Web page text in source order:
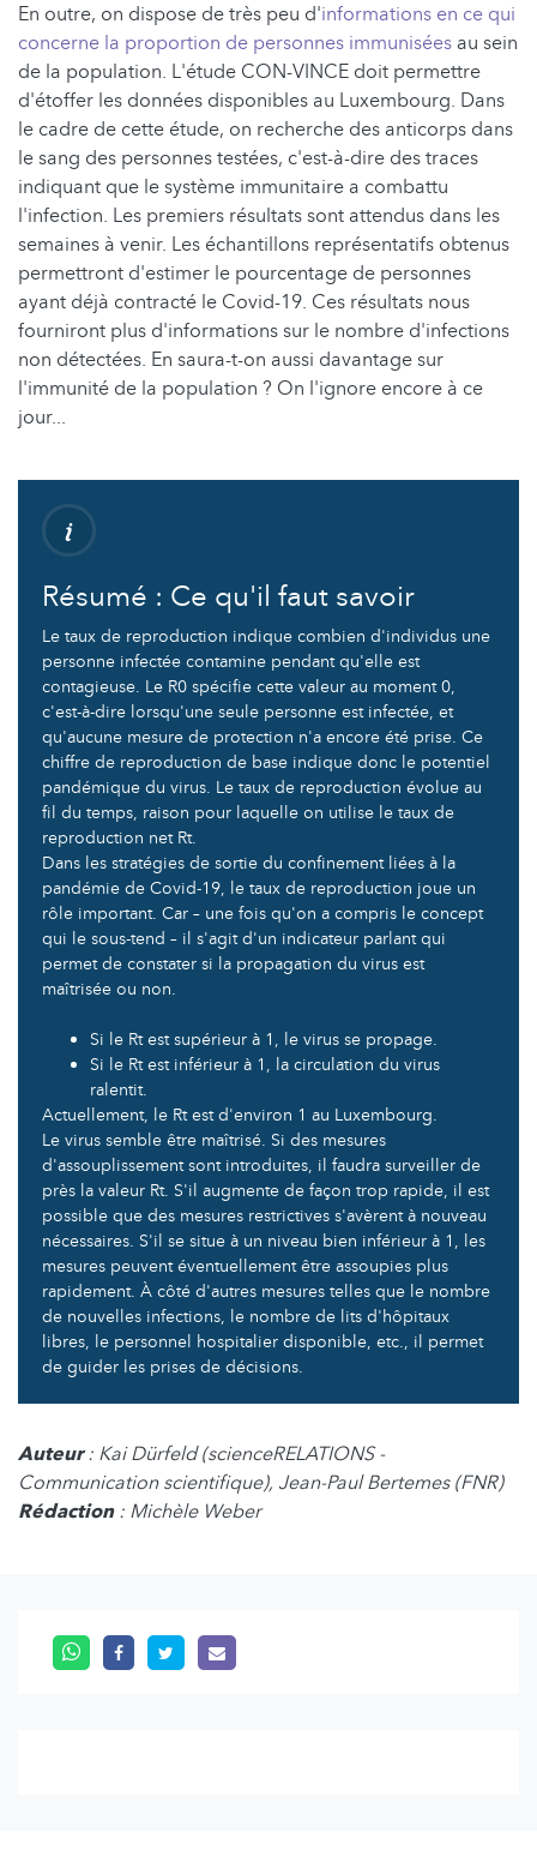
En outre, on dispose de très peu d'informations en ce qui
concerne la proportion de personnes immunisées au sein
de la population. L'étude CON-VINCE doit permettre
d'étoffer les données disponibles au Luxembourg. Dans
le cadre de cette étude, on recherche des anticorps dans
le sang des personnes testées, c'est-à-dire des traces
indiquant que le système immunitaire a combattu
l'infection. Les premiers résultats sont attendus dans les
semaines à venir. Les échantillons représentatifs obtenus
permettront d'estimer le pourcentage de personnes
ayant déjà contracté le Covid-19. Ces résultats nous
fourniront plus d'informations sur le nombre d'infections
non détectées. En saura-t-on aussi davantage sur
l'immunité de la population ? On l'ignore encore à ce
jour...
Résumé : Ce qu'il faut savoir
Le taux de reproduction indique combien d'individus une
personne infectée contamine pendant qu'elle est
contagieuse. Le R0 spécifie cette valeur au moment 0,
c'est-à-dire lorsqu'une seule personne est infectée, et
qu'aucune mesure de protection n'a encore été prise. Ce
chiffre de reproduction de base indique donc le potentiel
pandémique du virus. Le taux de reproduction évolue au
fil du temps, raison pour laquelle on utilise le taux de
reproduction net Rt.
Dans les stratégies de sortie du confinement liées à la
pandémie de Covid-19, le taux de reproduction joue un
rôle important. Car – une fois qu'on a compris le concept
qui le sous-tend – il s'agit d'un indicateur parlant qui
permet de constater si la propagation du virus est
maîtrisée ou non.
Si le Rt est supérieur à 1, le virus se propage.
Si le Rt est inférieur à 1, la circulation du virus
ralentit.
Actuellement, le Rt est d'environ 1 au Luxembourg.
Le virus semble être maîtrisé. Si des mesures
d'assouplissement sont introduites, il faudra surveiller de
près la valeur Rt. S'il augmente de façon trop rapide, il est
possible que des mesures restrictives s'avèrent à nouveau
nécessaires. S'il se situe à un niveau bien inférieur à 1, les
mesures peuvent éventuellement être assoupies plus
rapidement. À côté d'autres mesures telles que le nombre
de nouvelles infections, le nombre de lits d'hôpitaux
libres, le personnel hospitalier disponible, etc., il permet
de guider les prises de décisions.
Auteur: Kai Dürfeld (scienceRELATIONS -
Communication scientifique), Jean-Paul Bertemes (FNR)
Rédaction: Michèle Weber